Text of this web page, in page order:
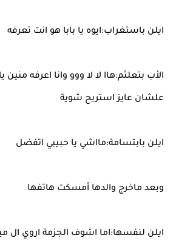
ايلن باستغراب:ايوه يا بابا هو انت تعرفه
الأب بتعلثم:هاا لا لا ووو وانا اعرفه منين
علشان عايز استريح شوية
ايلن بابتسامة:مااشي يا حبيبي اتفضل
وبعد ماخرج والدها أمسكت هاتفها
ايلن لنفسها:اما اشوف الجزمة اروي ال